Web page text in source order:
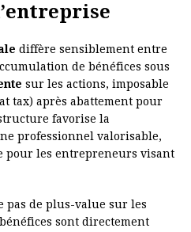
diffère sensiblement entre
de bénéfices sous
sur les actions, imposable
tax) après abattement pour
favorise la
professionnel valorisable,
pour les entrepreneurs visant
pas de plus-value sur les
sont directement